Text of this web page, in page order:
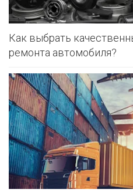
Как выбрать
ремонта автомобиля?